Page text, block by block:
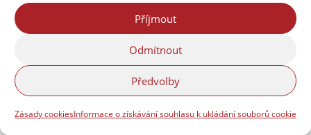
Příjmout
Odmítnout
Předvolby
Zásady cookiesInformace o získávání souhlasu k ukládání souborů cookie